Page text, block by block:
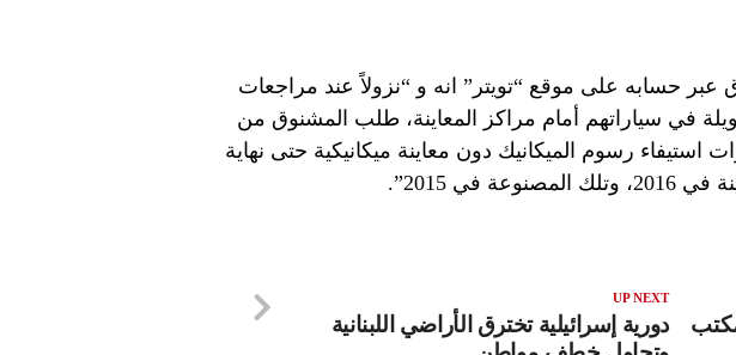
عبر حسابه على موقع “تويتر” انه و “نزولاً عند مراجعات
في سياراتهم أمام مراكز المعاينة، طلب المشنوق من
استيفاء رسوم الميكانيك دون معاينة ميكانيكية حتى نهاية
2015”.
UP NEXT
دورية إسرائيلية تخترق الأراضي اللبنانية